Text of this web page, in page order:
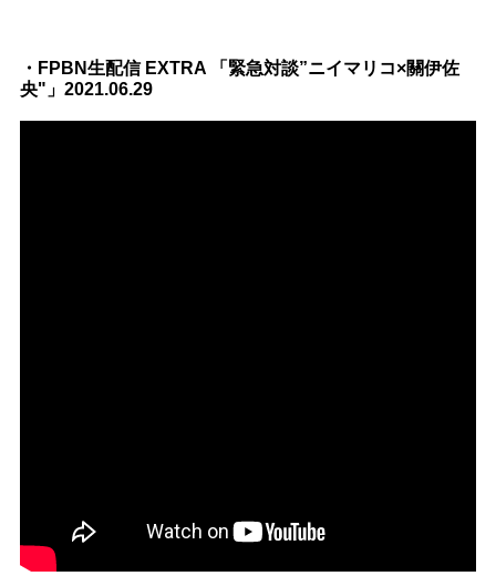
・FPBN生配信 EXTRA 「緊急対談”ニイマリコ×關伊佐
央"」2021.06.29